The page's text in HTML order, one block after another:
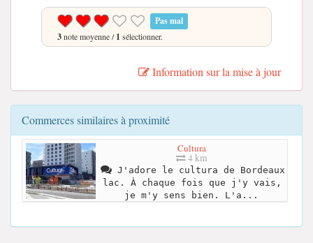
Pas mal
3note moyenne /1 sélectionner.
Information sur la mise à jour
Commerces similaires à proximité
Cultura
4 km
J'adore le cultura de Bordeaux
lac. À chaque fois que j'y vais,
je m'y sens bien. L'a...